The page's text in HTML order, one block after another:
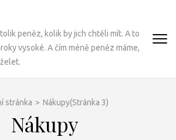
peněz, kolik by jich chtěli mít. A to
vysoké. A čím méně peněz máme,
stránka > Nákupy(Stránka 3)
Nákupy